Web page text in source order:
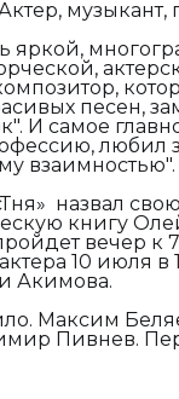
музыкант,
яркой,
песен,
И самое
любил
взаимностью".
назвал свою
книгу
вечер к
10 июля в
Акимова.
Максим
Пивнев.